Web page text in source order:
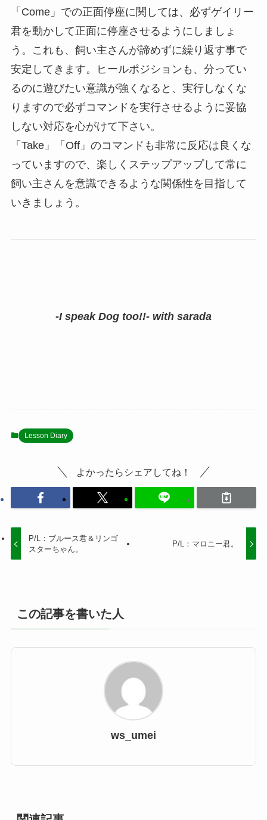
「Come」での正面停座に関しては、必ずゲイリー
君を動かして正面に停座させるようにしましょ
う。これも、飼い主さんが諦めずに繰り返す事で
安定してきます。ヒールポジションも、分ってい
るのに遊びたい意識が強くなると、実行しなくな
りますので必ずコマンドを実行させるように妥協
しない対応を心がけて下さい。
「Take」「Off」のコマンドも非常に反応は良くな
っていますので、楽しくステップアップして常に
飼い主さんを意識できるような関係性を目指して
いきましょう。
-I speak Dog too!!- with sarada
Lesson Diary
よかったらシェアしてね！
P/L：ブルース君＆リンゴ
スターちゃん。
P/L：マロニー君。
この記事を書いた人
ws_umei